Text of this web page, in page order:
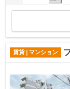
賃貸 | マンション